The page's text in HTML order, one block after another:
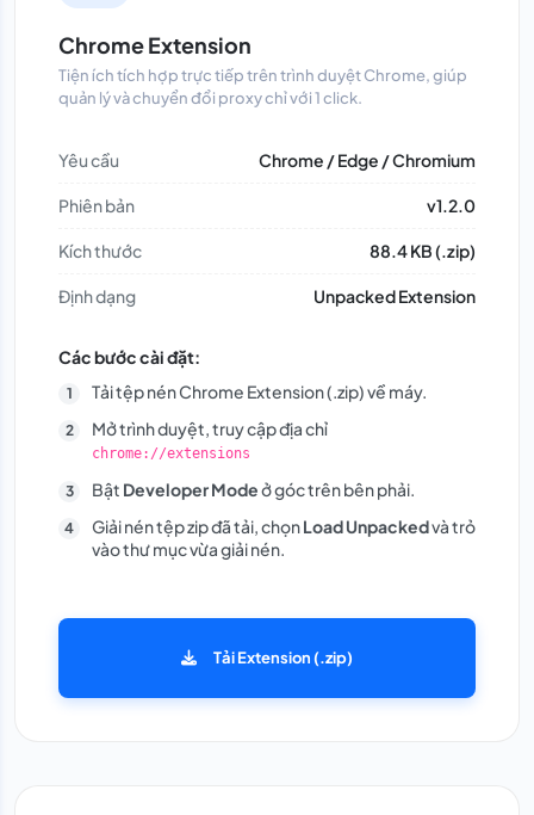
Chrome Extension
Tiện ích tích hợp trực tiếp trên trình duyệt Chrome, giúp
quản lý và chuyển đổi proxy chỉ với 1 click.
Yêu cầu Chrome / Edge / Chromium
Phiên bản v1.2.0
Kích thước 88.4 KB (.zip)
Định dạng Unpacked Extension
Các bước cài đặt:
Tải tệp nén Chrome Extension (.zip) về máy.
Mở trình duyệt, truy cập địa chỉ
chrome://extensions
Bật Developer Modeở góc trên bên phải.
Giải nén tệp zip đã tải, chọnLoad Unpackedvà trỏ
vào thư mục vừa giải nén.
Tải Extension (.zip)